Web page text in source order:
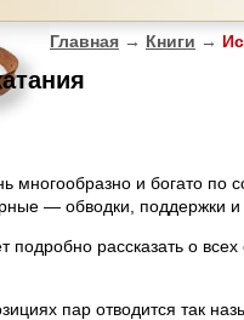
Главная → Книги →
многообразно и богато по
— обводки, поддержки
рассказать о
пар отводится так